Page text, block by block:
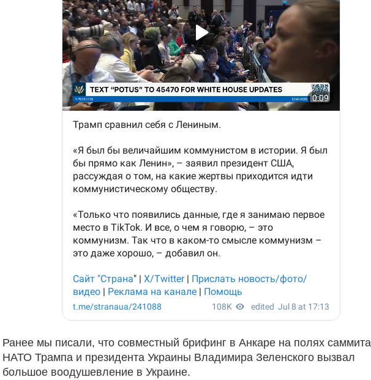
Ранее мы писали, что совместный брифинг в Анкаре на полях саммита
НАТО Трампа и президента Украины Владимира Зеленского вызвал
большое воодушевление в Украине.